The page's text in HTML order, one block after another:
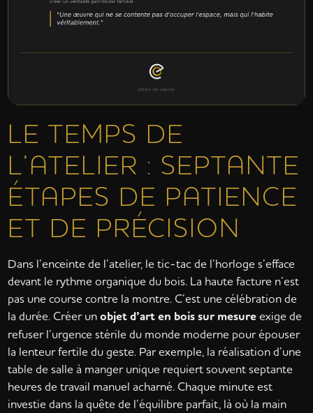
LE TEMPS DE
L’ATELIER : SEPTANTE
ÉTAPES DE PATIENCE
ET DE PRÉCISION
Dans l’enceinte de l’atelier, le tic-tac de l’horloge s’efface
devant le rythme organique du bois. La haute facture n’est
pas une course contre la montre. C’est une célébration de
la durée. Créer unobjet d’art en bois sur mesureexige de
refuser l’urgence stérile du monde moderne pour épouser
la lenteur fertile du geste. Par exemple, la réalisation d’une
table de salle à manger unique requiert souvent septante
heures de travail manuel acharné. Chaque minute est
investie dans la quête de l’équilibre parfait, là où la main